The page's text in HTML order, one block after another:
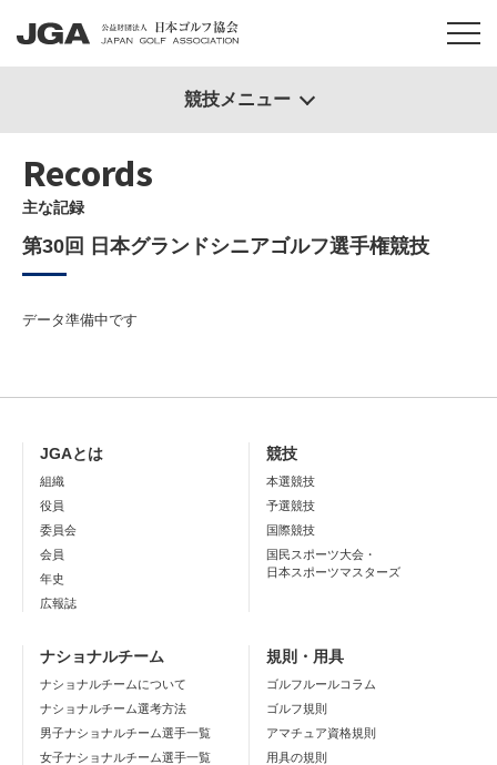
Records
主な記録
第30回 日本グランドシニアゴルフ選手権競技
データ準備中です
競技メニュー
JGAとは
組織
役員
委員会
会員
年史
広報誌
競技
本選競技
予選競技
国際競技
国民スポーツ大会・
日本スポーツマスターズ
ナショナルチーム
ナショナルチームについて
ナショナルチーム選考方法
男子ナショナルチーム選手一覧
女子ナショナルチーム選手一覧
規則・用具
ゴルフルールコラム
ゴルフ規則
アマチュア資格規則
用具の規則